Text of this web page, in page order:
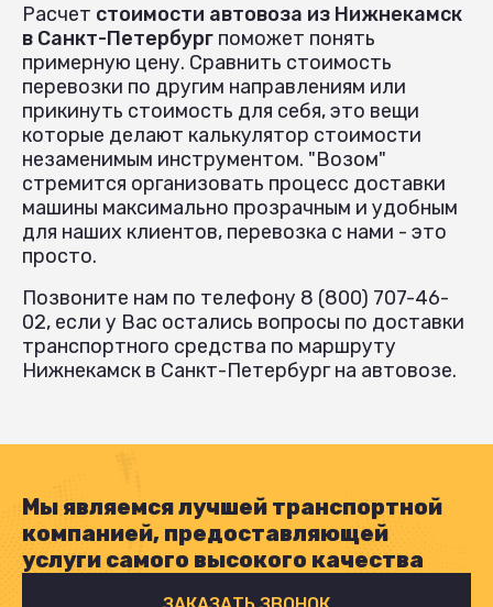
Расчет стоимости автовоза из Нижнекамск
в Санкт-Петербург поможет понять
примерную цену. Сравнить стоимость
перевозки по другим направлениям или
прикинуть стоимость для себя, это вещи
которые делают калькулятор стоимости
незаменимым инструментом. "Возом"
стремится организовать процесс доставки
машины максимально прозрачным и удобным
для наших клиентов, перевозка с нами - это
просто.
Позвоните нам по телефону 8 (800) 707-46-
02, если у Вас остались вопросы по доставки
транспортного средства по маршруту
Нижнекамск в Санкт-Петербург на автовозе.
Мы являемся лучшей транспортной
компанией, предоставляющей
услуги самого высокого качества